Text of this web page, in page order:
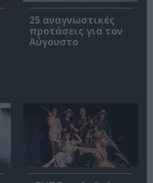
25 αναγνωστικές
προτάσεις για τον
Αύγουστο